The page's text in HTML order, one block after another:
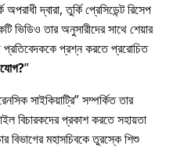
দ্বারা, তুর্কি প্রেসিডেন্ট রিসেপ
ভিডিও তার অনুসারীদের সাথে শেয়ার
প্রশ্ন করতে প্ররোচিত
সাইকিয়াট্রি সম্পর্কিত তার
বিচারকদের প্রকাশ করতে সহায়তা
বিভাগের মহাসচিবকে তুরস্কে শিশু